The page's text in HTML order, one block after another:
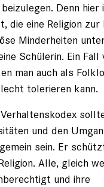
Denn hier
die eine Religion zur
Minderheiten
Schülerin. Ein Fall
man auch als
tolerieren kann.
und den
sein. Er
­Alle, gleich
und ihre